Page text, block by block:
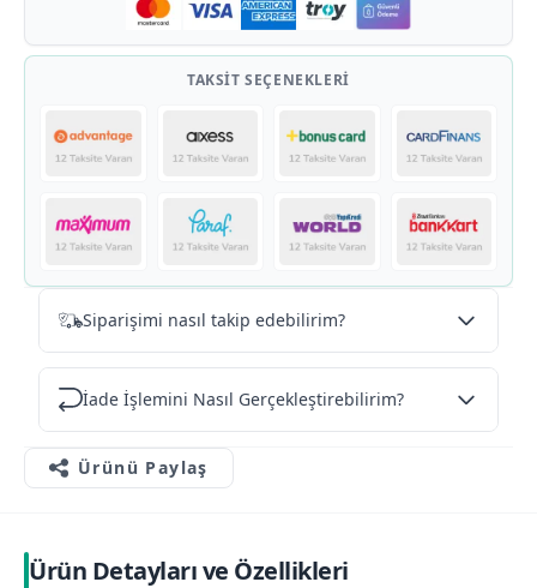
TAKSIT SEÇENEKLERI
Siparişimi nasıl takip edebilirim?
İade İşlemini Nasıl Gerçekleştirebilirim?
Ürünü Paylaş
Ürün Detayları ve Özellikleri